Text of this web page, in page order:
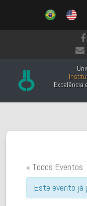
Excelência
« Todos Eventos
Este evento já